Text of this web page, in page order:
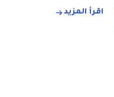
اقرأ المزيد